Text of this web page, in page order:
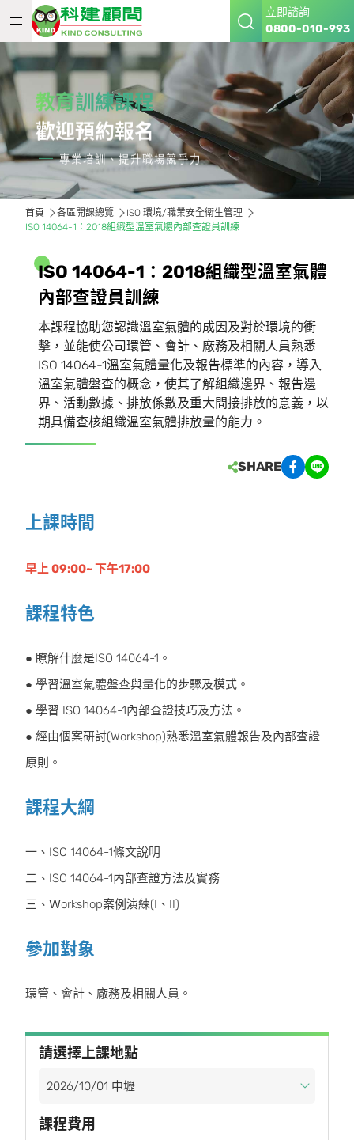
立即諮詢
0800-010-993
教育訓練課程
歡迎預約報名
專業培訓、提升職場競爭力
首頁 各區開課總覽
ISO 環境/職業安全衛生管理
ISO 14064-1：2018組織型溫室氣體內部查證員訓練
ISO 14064-1 ： 2018組 織型溫室氣體
內部查證員訓 練
本課程協助您認識溫室氣體的成因及對於環境的衝
擊，並能使公司環管、會計、廠務及相關人員熟悉
ISO 14064-1溫室氣體量化及報告標準的內容，導入
溫室氣體盤查的概念，使其了解組織邊界、報告邊
界、活動數據、排放係數及重大間接排放的意義，以
期具備查核組織溫室氣體排放量的能力。
SHARE
上課時間
早上 09:00~ 下午17:00
課程特色
● 瞭解什麼是ISO 14064-1。
● 學習溫室氣體盤查與量化的步驟及模式。
● 學習 ISO 14064-1內部查證技巧及方法。
● 經由個案研討(Workshop)熟悉溫室氣體報告及內部查證
原則。
課程大綱
一、ISO 14064-1條文說明
二、ISO 14064-1內部查證方法及實務
三、Ｗorkshop案例演練(I、II)
參加對象
環管、會計、廠務及相關人員。
請選擇上課地點
課程費用